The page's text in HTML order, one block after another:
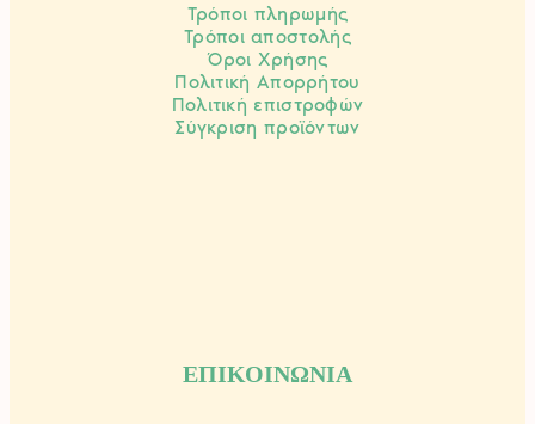
Τρόποι πληρωμής
Τρόποι αποστολής
Όροι Χρήσης
Πολιτική Απορρήτου
Πολιτική επιστροφών
Σύγκριση προϊόντων
ΕΠΙΚΟΙΝΩΝΙΑ